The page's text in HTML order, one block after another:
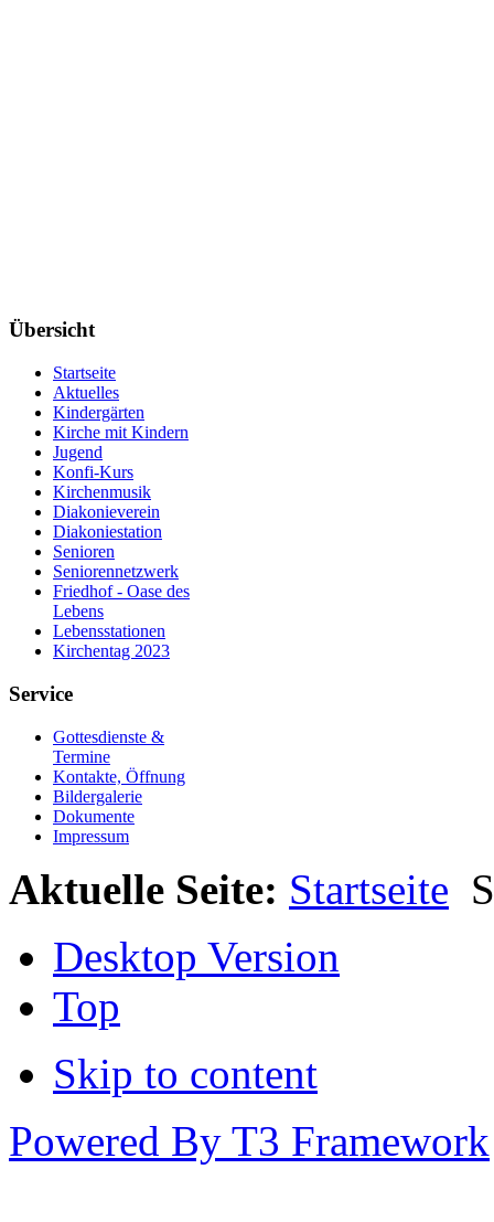
Übersicht
Startseite
Aktuelles
Kindergärten
Kirche mit Kindern
Jugend
Konfi-Kurs
Kirchenmusik
Diakonieverein
Diakoniestation
Senioren
Seniorennetzwerk
Friedhof - Oase des
Lebens
Lebensstationen
Kirchentag 2023
Service
Gottesdienste &
Termine
Kontakte, Öffnung
Bildergalerie
Dokumente
Impressum
Aktuelle Seite: Startseite
Desktop Version
Top
Skip to content
Powered By T3 Framework